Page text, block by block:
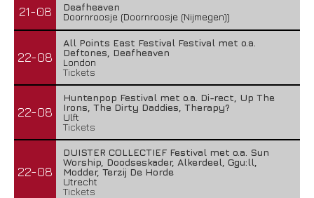
21-08
Deafheaven
Doornroosje (Doornroosje (Nijmegen))
22-08
All Points East Festival Festival met o.a.
Deftones, Deafheaven
London
Tickets
22-08
Huntenpop Festival met o.a. Di-rect, Up The
Irons, The Dirty Daddies, Therapy?
Ulft
Tickets
22-08
DUISTER COLLECTIEF Festival met o.a. Sun
Worship, Doodseskader, Alkerdeel, Ggu:ll,
Modder, Terzij De Horde
Utrecht
Tickets